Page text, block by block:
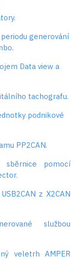
generování
Data view a
tachografu.
podnikové
PP2CAN.
sběrnice pomocí
z X2CAN
službou
veletrh AMPER